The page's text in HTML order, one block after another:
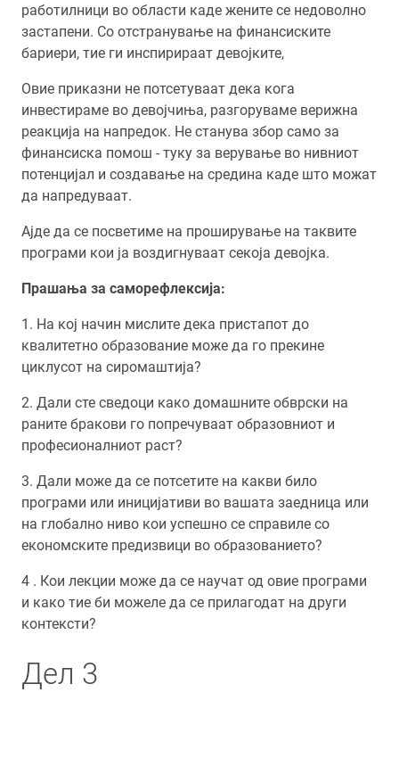
работилници во области каде жените се недоволно
застапени. Со отстранување на финансиските
бариери, тие ги инспирираат девојките,
Овие приказни не потсетуваат дека кога
инвестираме во девојчиња, разгоруваме верижна
реакција на напредок. Не станува збор само за
финансиска помош - туку за верување во нивниот
потенцијал и создавање на средина каде што можат
да напредуваат.
Ајде да се посветиме на проширување на таквите
програми кои ја воздигнуваат секоја девојка.
Прашања за саморефлексија:
1. На кој начин мислите дека пристапот до
квалитетно образование може да го прекине
циклусот на сиромаштија?
2. Дали сте сведоци како домашните обврски на
раните бракови го попречуваат образовниот и
професионалниот раст?
3. Дали може да се потсетите на какви било
програми или иницијативи во вашата заедница или
на глобално ниво кои успешно се справиле со
економските предизвици во образованието?
4 . Кои лекции може да се научат од овие програми
и како тие би можеле да се прилагодат на други
контексти?
Дел 3